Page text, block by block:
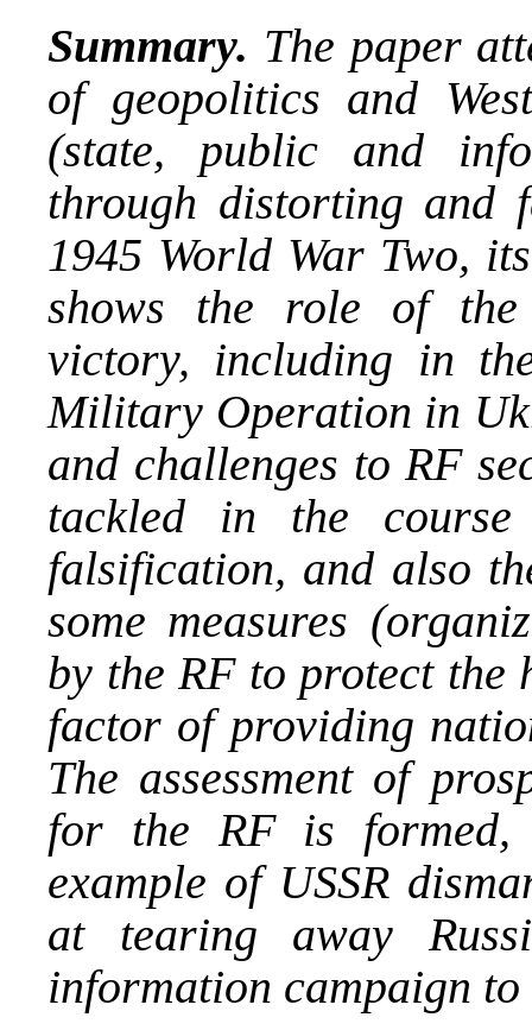
Summary. The paper
of geopolitics and
(state, public and
through distorting and
1945 World War Two,
shows the role of
victory, including in
Military Operation in
and challenges to RF
tackled in the
falsification, and also
some measures
by the RF to protect
factor of providing
The assessment of
for the RF is formed,
example of USSR
at tearing away
information campaign